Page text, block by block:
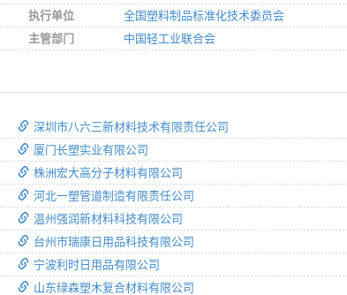
执行单位
全国塑料制品标准化技术委员会
主管部门
中国轻工业联合会
深圳市八六三新材料技术有限责任公司
厦门长塑实业有限公司
株洲宏大高分子材料有限公司
河北一塑管道制造有限责任公司
温州强润新材料科技有限公司
台州市瑞康日用品科技有限公司
宁波利时日用品有限公司
山东绿森塑木复合材料有限公司